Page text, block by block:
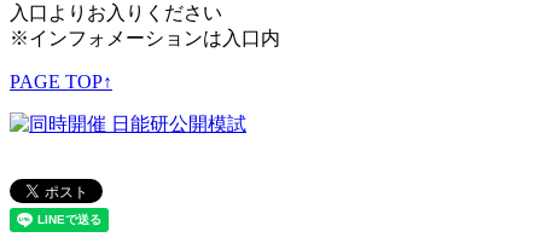
入口よりお入りください
※インフォメーションは入口内
PAGE TOP↑